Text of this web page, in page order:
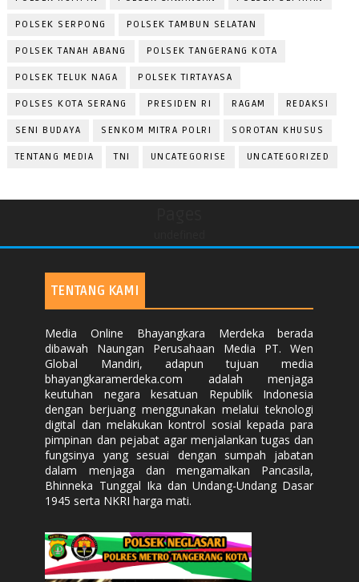
POLSEK SERPONG POLSEK TAMBUN SELATAN
POLSEK TANAH ABANG POLSEK TANGERANG KOTA
POLSEK TELUK NAGA POLSEK TIRTAYASA
POLSES KOTA SERANG PRESIDEN RI RAGAM REDAKSI
SENI BUDAYA SENKOM MITRA POLRI SOROTAN KHUSUS
TENTANG MEDIA TNI UNCATEGORISE UNCATEGORIZED
TENTANG KAMI
Media Online Bhayangkara Merdeka berada
dibawah Naungan Perusahaan Media PT. Wen
Global Mandiri, adapun tujuan media
bhayangkaramerdeka.com adalah menjaga
keutuhan negara kesatuan Republik Indonesia
dengan berjuang menggunakan melalui teknologi
digital dan melakukan kontrol sosial kepada para
pimpinan dan pejabat agar menjalankan tugas dan
fungsinya yang sesuai dengan sumpah jabatan
dalam menjaga dan mengamalkan Pancasila,
Bhinneka Tunggal Ika dan Undang-Undang Dasar
1945 serta NKRI harga mati.